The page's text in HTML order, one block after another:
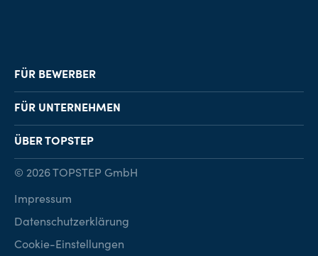
FÜR BEWERBER
Job-Finder
Karriereberatung
FÜR UNTERNEHMEN
Personalvermittlung
Personalsuche
ÜBER TOPSTEP
Kontakt
© 2026 TOPSTEP GmbH
Impressum
Datenschutzerklärung
Cookie-Einstellungen